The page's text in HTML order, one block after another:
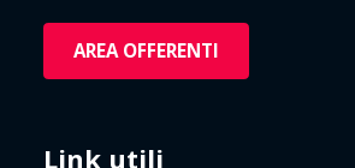
AREA OFFERENTI
Link utili